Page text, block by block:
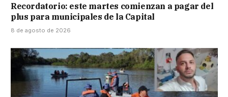
Recordatorio: este martes comienzan a pagar del
plus para municipales de la Capital
8 de agosto de 2026